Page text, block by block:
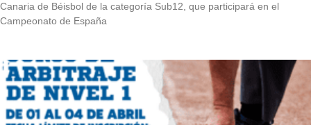
Canaria de Béisbol de la categoría Sub12, que participará en el
Campeonato de España